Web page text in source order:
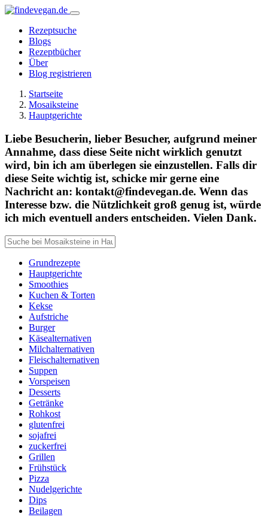
Rezeptsuche
Blogs
Rezeptbücher
Über
Blog registrieren
Startseite
Mosaiksteine
Hauptgerichte
Liebe Besucherin, lieber Besucher, aufgrund meiner
Annahme, dass diese Seite nicht wirklich genutzt
wird, bin ich am überlegen sie einzustellen. Falls dir
diese Seite wichtig ist, schicke mir gerne eine
Nachricht an: kontakt@findevegan.de. Wenn das
Interesse bzw. die Nützlichkeit groß genug ist, würde
ich mich eventuell anders entscheiden. Vielen Dank.
Grundrezepte
Hauptgerichte
Smoothies
Kuchen & Torten
Kekse
Aufstriche
Burger
Käsealternativen
Milchalternativen
Fleischalternativen
Suppen
Vorspeisen
Desserts
Getränke
Rohkost
glutenfrei
sojafrei
zuckerfrei
Grillen
Frühstück
Pizza
Nudelgerichte
Dips
Beilagen